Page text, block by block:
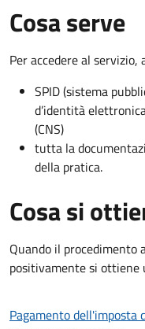
Cosa serve
Per accedere al
SPID (sistema
d’identità
(CNS)
tutta la
della pratica.
Cosa si
Quando il
positivamente si ottiene
Pagamento dell'imposta